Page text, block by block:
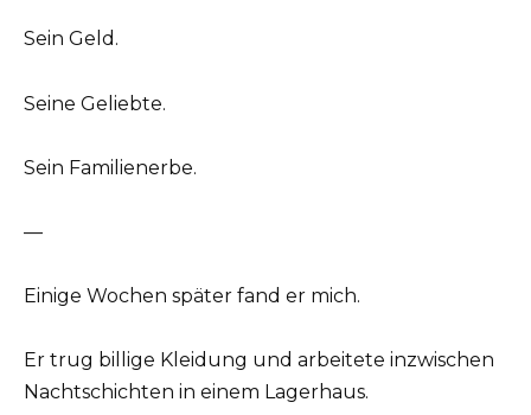
Sein Geld.
Seine Geliebte.
Sein Familienerbe.
—
Einige Wochen später fand er mich.
Er trug billige Kleidung und arbeitete inzwischen
Nachtschichten in einem Lagerhaus.